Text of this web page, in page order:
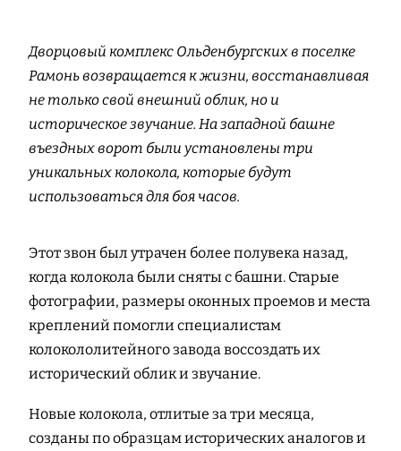
Дворцовый комплекс Ольденбургских в поселке
Рамонь возвращается к жизни, восстанавливая
не только свой внешний облик, но и
историческое звучание. На западной башне
въездных ворот были установлены три
уникальных колокола, которые будут
использоваться для боя часов.
Этот звон был утрачен более полувека назад,
когда колокола были сняты с башни. Старые
фотографии, размеры оконных проемов и места
креплений помогли специалистам
колокололитейного завода воссоздать их
исторический облик и звучание.
Новые колокола, отлитые за три месяца,
созданы по образцам исторических аналогов и